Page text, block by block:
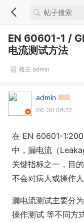
EN 60601-1 /
电流测试方法
楼主 admin
admin
06-30 08:22
在 EN 60601-
中，漏电流（
关键指标之一，目
不会对病人或操作
漏电流测试主要分
操作测试 等不同方